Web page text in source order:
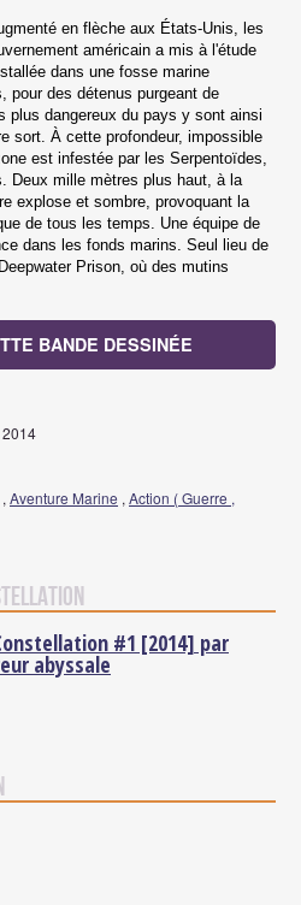
en flèche aux États-Unis, les
américain a mis à l'étude
dans une fosse marine
pour des détenus purgeant de
plus dangereux du pays y sont ainsi
sort. À cette profondeur, impossible
est infestée par les Serpentoïdes,
Deux mille mètres plus haut, à la
explose et sombre, provoquant la
de tous les temps. Une équipe de
dans les fonds marins. Seul lieu de
Prison, où des mutins
BANDE DESSINÉE
, Aventure Marine , Action ( Guerre ,
#1 [2014] par
abyssale